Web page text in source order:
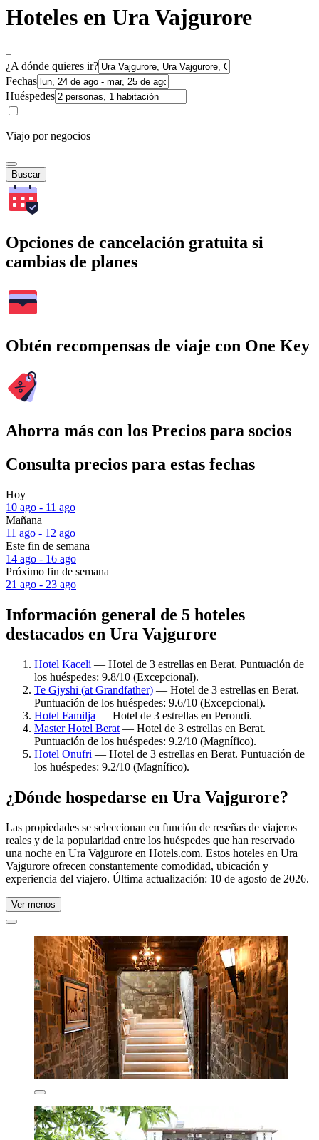
Hoteles en Ura Vajgurore
¿A dónde quieres ir?
Fechas
Huéspedes
Viajo por negocios
Buscar
Opciones de cancelación gratuita si
cambias de planes
Obtén recompensas de viaje con One Key
Ahorra más con los Precios para socios
Consulta precios para estas fechas
Hoy
10 ago - 11 ago
Mañana
11 ago - 12 ago
Este fin de semana
14 ago - 16 ago
Próximo fin de semana
21 ago - 23 ago
Información general de 5 hoteles
destacados en Ura Vajgurore
Hotel Kaceli — Hotel de 3 estrellas en Berat. Puntuación de
los huéspedes: 9.8/10 (Excepcional).
Te Gjyshi (at Grandfather) — Hotel de 3 estrellas en Berat.
Puntuación de los huéspedes: 9.6/10 (Excepcional).
Hotel Familja — Hotel de 3 estrellas en Perondi.
Master Hotel Berat — Hotel de 3 estrellas en Berat.
Puntuación de los huéspedes: 9.2/10 (Magnífico).
Hotel Onufri — Hotel de 3 estrellas en Berat. Puntuación de
los huéspedes: 9.2/10 (Magnífico).
¿Dónde hospedarse en Ura Vajgurore?
Las propiedades se seleccionan en función de reseñas de viajeros
reales y de la popularidad entre los huéspedes que han reservado
una noche en Ura Vajgurore en Hotels.com. Estos hoteles en Ura
Vajgurore ofrecen constantemente comodidad, ubicación y
experiencia del viajero. Última actualización: 10 de agosto de 2026.
Ver menos